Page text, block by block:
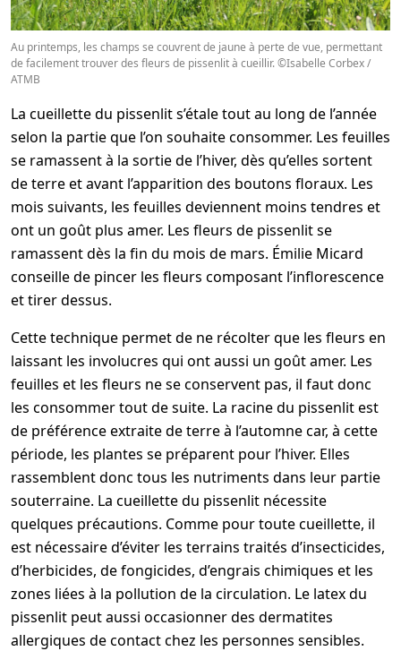
Au printemps, les champs se couvrent de jaune à perte de vue, permettant
de facilement trouver des fleurs de pissenlit à cueillir. ©Isabelle Corbex /
ATMB
La cueillette du pissenlit s’étale tout au long de l’année
selon la partie que l’on souhaite consommer. Les feuilles
se ramassent à la sortie de l’hiver, dès qu’elles sortent
de terre et avant l’apparition des boutons floraux. Les
mois suivants, les feuilles deviennent moins tendres et
ont un goût plus amer. Les fleurs de pissenlit se
ramassent dès la fin du mois de mars. Émilie Micard
conseille de pincer les fleurs composant l’inflorescence
et tirer dessus.
Cette technique permet de ne récolter que les fleurs en
laissant les involucres qui ont aussi un goût amer. Les
feuilles et les fleurs ne se conservent pas, il faut donc
les consommer tout de suite. La racine du pissenlit est
de préférence extraite de terre à l’automne car, à cette
période, les plantes se préparent pour l’hiver. Elles
rassemblent donc tous les nutriments dans leur partie
souterraine. La cueillette du pissenlit nécessite
quelques précautions. Comme pour toute cueillette, il
est nécessaire d’éviter les terrains traités d’insecticides,
d’herbicides, de fongicides, d’engrais chimiques et les
zones liées à la pollution de la circulation. Le latex du
pissenlit peut aussi occasionner des dermatites
allergiques de contact chez les personnes sensibles.